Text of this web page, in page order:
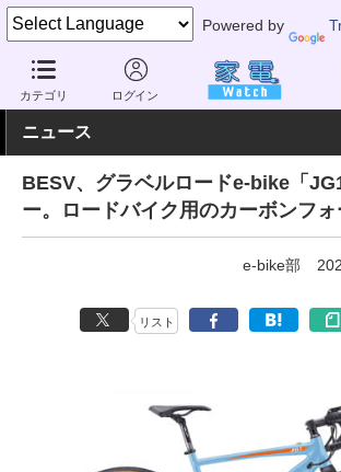
Powered by
カテゴリ ログイン
家電 Watch その他・家電 アウトドア 電
ニュース
BESV、グラベルロードe-bike「
ー。ロードバイク用のカーボンフォ
e-bike部
リスト